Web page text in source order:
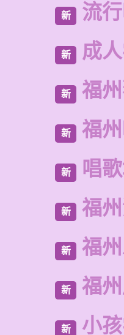
新 流
新 成
新 福
新 福
新 唱
新 福
新 福
新 福
新 小